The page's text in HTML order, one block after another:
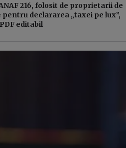
216, folosit de proprietarii de
declararea „taxei pe lux”,
editabil